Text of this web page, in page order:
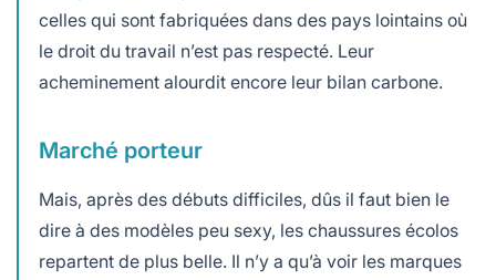
celles qui sont fabriquées dans des pays lointains où
le droit du travail n’est pas respecté. Leur
acheminement alourdit encore leur bilan carbone.
Marché porteur
Mais, après des débuts difficiles, dûs il faut bien le
dire à des modèles peu sexy, les chaussures écolos
repartent de plus belle. Il n’y a qu’à voir les marques